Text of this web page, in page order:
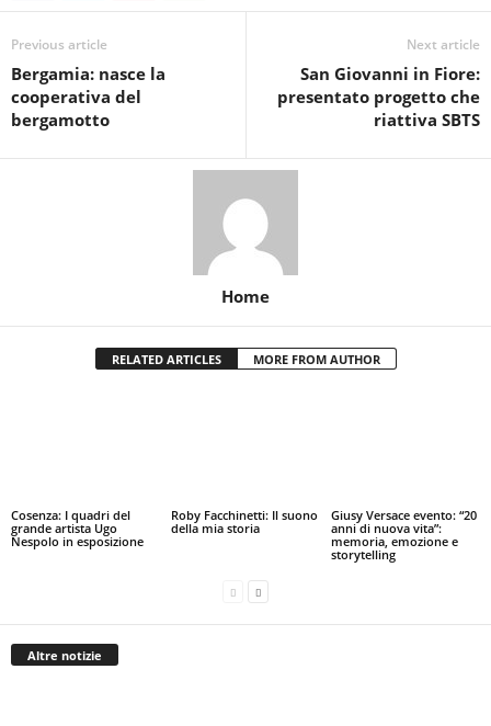
Previous article
Bergamia: nasce la
cooperativa del
bergamotto
Next article
San Giovanni in Fiore:
presentato progetto che
riattiva SBTS
Home
RELATED ARTICLES MORE FROM AUTHOR
Cosenza: I quadri del
grande artista Ugo
Nespolo in esposizione
Roby Facchinetti: Il suono
della mia storia
Giusy Versace evento: “20
anni di nuova vita”:
memoria, emozione e
storytelling
Altre notizie